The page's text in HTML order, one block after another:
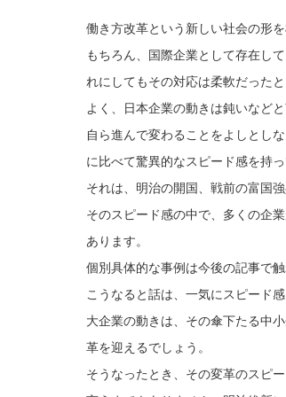
働き方改革という新しい社会の形
もちろん、国際企業として存在し
れにしてもその対応は柔軟だったと
よく、日本企業の動きは鈍いなど
自ら進んで変わることをよしとし
に比べて驚異的なスピード感を持っ
それは、明治の開国、戦前の富国
そのスピード感の中で、多くの企
あります。
個別具体的な事例は今後の記事で
こうなると話は、一気にスピード感
大企業の動きは、その傘下たる中
革を迎えるでしょう。
そうなったとき、その変革のスピ